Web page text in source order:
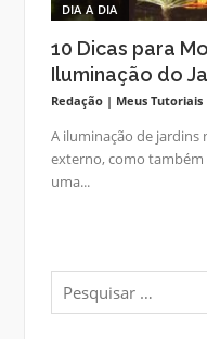
DIA A DIA
10 Dicas para
Iluminação do
Redação | Meus Tutoriais
A iluminação de jardins
externo, como também
uma...
Pesquisar
por: